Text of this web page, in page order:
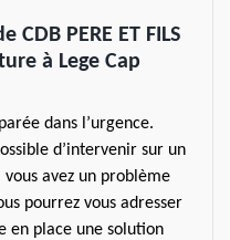
PERE ET FILS
à Lege Cap
dans l’urgence.
d’intervenir sur un
avez un problème
pourrez vous adresser
en place une solution